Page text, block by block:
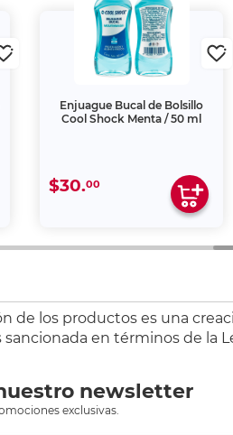
Enjuague Bucal de Bolsillo
Cool Shock Menta / 50 ml
$30.00
de los productos es una
sancionada en términos de la
newsletter
exclusivas.